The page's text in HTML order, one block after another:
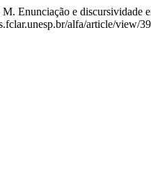
Enunciação e discursividade
alfa/article/view/